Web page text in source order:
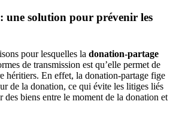
une solution pour prévenir les
pour lesquelles la donation-partage
de transmission est qu’elle permet de
héritiers. En effet, la donation-partage fige
de la donation, ce qui évite les litiges liés
des biens entre le moment de la donation et